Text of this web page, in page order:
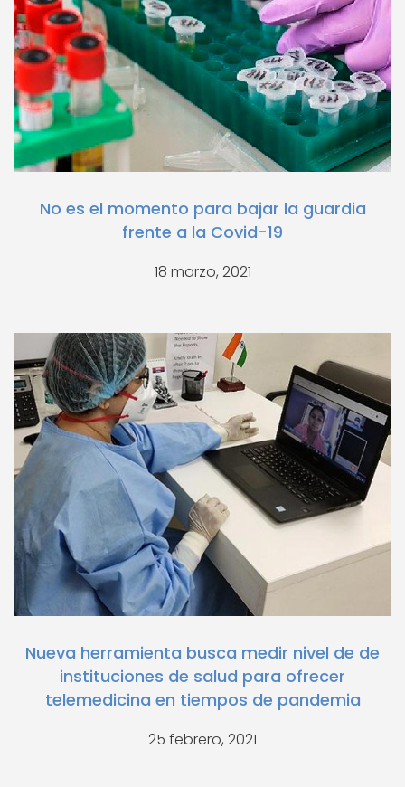
No es el momento para bajar la guardia
frente a la Covid-19
18 marzo, 2021
Nueva herramienta busca medir nivel de de
instituciones de salud para ofrecer
telemedicina en tiempos de pandemia
25 febrero, 2021